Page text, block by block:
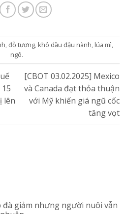
,đỗ tương, khô dầu đậu nành, lúa mì,
ngô.
lên
[CBOT 03.02.2025] Mexico
và Canada đạt thỏa thuận
với Mỹ khiến giá ngũ cốc
tăng vọt
đà giảm nhưng người nuôi vẫn